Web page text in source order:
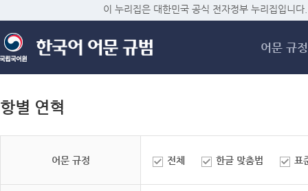
메
이 누리집은 대한민국 공식 전자정부 누리집입니다.
어문 규정
항별 연혁
어문 규정 전체 한글 맞춤법 표